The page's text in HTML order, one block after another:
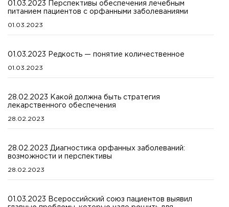
01.03.2023 Перспективы обеспечения лечебным
питанием пациентов с орфанными заболеваниями
01.03.2023
01.03.2023 Редкость — понятие количественное
01.03.2023
28.02.2023 Какой должна быть стратегия
лекарственного обеспечения
28.02.2023
28.02.2023 Диагностика орфанных заболеваний:
возможности и перспективы
28.02.2023
01.03.2023 Всероссийский союз пациентов выявил